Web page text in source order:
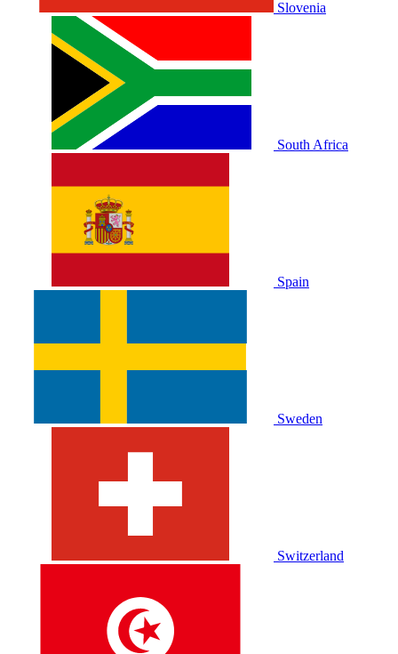
Slovenia
South Africa
Spain
Sweden
Switzerland